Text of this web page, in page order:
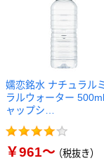
嬬恋銘水 ナチュラル
ラルウォーター
ャップシ…
￥961～（税抜き）